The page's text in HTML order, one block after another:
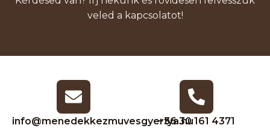
veled a kapcsolatot!
info@menedekkezmuvesgyertya.hu+36 30 161 4371